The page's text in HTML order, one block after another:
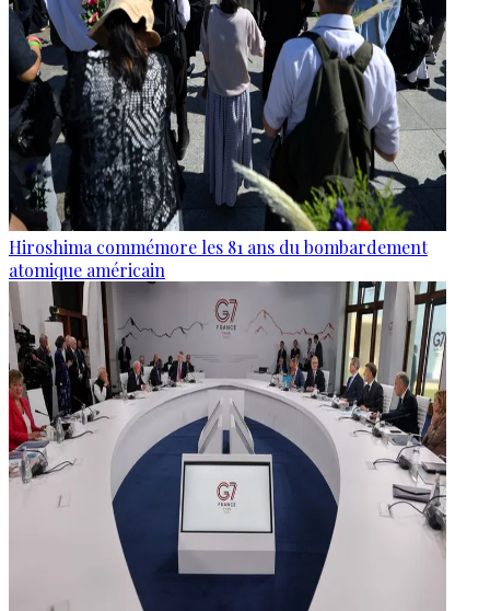
Hiroshima commémore les 81 ans du bombardement
atomique américain